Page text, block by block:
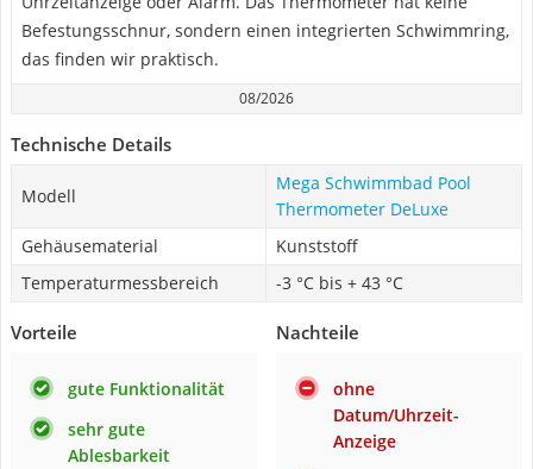
Befestungsschnur, sondern einen integrierten Schwimmring,
das finden wir praktisch.
08/2026
Technische Details
Modell
Mega Schwimmbad Pool
Thermometer DeLuxe
Gehäusematerial
Kunststoff
Temperaturmessbereich
-3 °C bis + 43 °C
Vorteile
gute Funktionalität
sehr gute
Ablesbarkeit
Nachteile
ohne
Datum/Uhrzeit-
Anzeige